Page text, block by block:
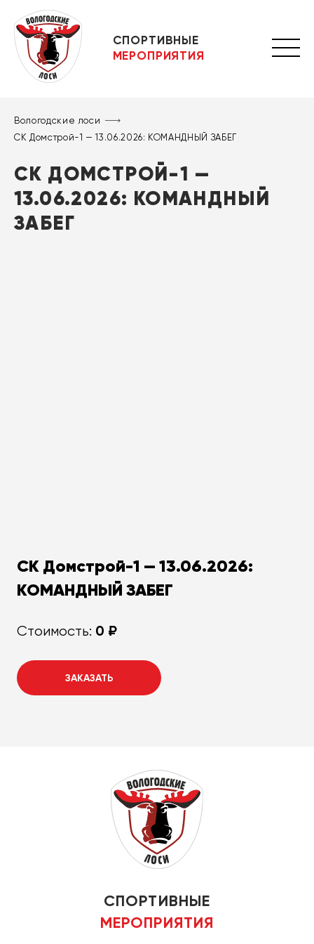
СПОРТИВНЫЕ
МЕРОПРИЯТИЯ
Вологодские лоси
СК Домстрой-1 — 13.06.2026: КОМАНДНЫЙ ЗАБЕГ
СК ДОМСТРОЙ-1 —
13.06.2026: КОМАНДНЫЙ
ЗАБЕГ
СК Домстрой-1 — 13.06.2026:
КОМАНДНЫЙ ЗАБЕГ
Стоимость: 0 ₽
ЗАКАЗАТЬ
СПОРТИВНЫЕ
МЕРОПРИЯТИЯ